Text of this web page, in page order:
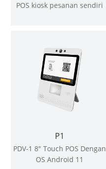
POS kiosk pesanan sendiri
P1
PDV-1 8" Touch POS Dengan
OS Android 11